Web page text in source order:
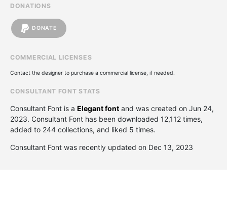
DONATIONS
DONATE
COMMERCIAL LICENSES
Contact the designer to purchase a commercial license, if needed.
CONSULTANT FONT STATS
Consultant Font is a Elegant font and was created on Jun 24,
2023. Consultant Font has been downloaded 12,112 times,
added to 244 collections, and liked 5 times.
Consultant Font was recently updated on Dec 13, 2023